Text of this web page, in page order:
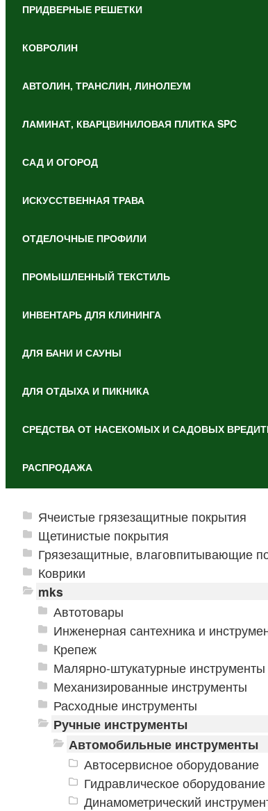
ПРИДВЕРНЫЕ РЕШЕТКИ
КОВРОЛИН
АВТОЛИН, ТРАНСЛИН, ЛИНОЛЕУМ
ЛАМИНАТ, КВАРЦВИНИЛОВАЯ ПЛИТКА SPC
САД И ОГОРОД
ИСКУССТВЕННАЯ ТРАВА
ОТДЕЛОЧНЫЕ ПРОФИЛИ
ПРОМЫШЛЕННЫЙ ТЕКСТИЛЬ
ИНВЕНТАРЬ ДЛЯ КЛИНИНГА
ДЛЯ БАНИ И САУНЫ
ДЛЯ ОТДЫХА И ПИКНИКА
СРЕДСТВА ОТ НАСЕКОМЫХ И САДОВЫХ
РАСПРОДАЖА
Ячеистые грязезащитные покрытия
Щетинистые покрытия
Грязезащитные, влаговпитывающие
Коврики
mks
Автотовары
Инженерная сантехника и
Крепеж
Малярно-штукатурные инструменты
Механизированные инструменты
Расходные инструменты
Ручные инструменты
Автомобильные инструменты
Автосервисное оборудование
Гидравлическое оборудование
Динамометрический